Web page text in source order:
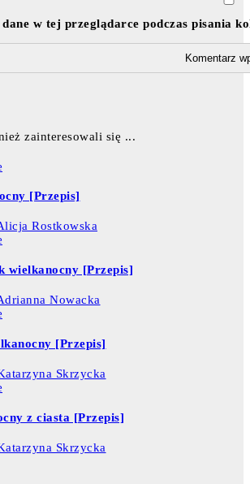
w tej przeglądarce podczas pisania
zainteresowali się ...
[Przepis]
Rostkowska
wielkanocny [Przepis]
Nowacka
[Przepis]
Skrzycka
z ciasta [Przepis]
Skrzycka